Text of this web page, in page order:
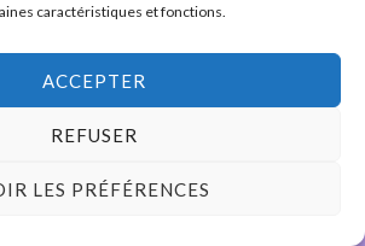
caractéristiques et fonctions.
ACCEPTER
REFUSER
LES PRÉFÉRENCES